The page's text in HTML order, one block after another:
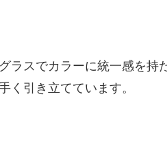
ラスでカラーに統一感を
く引き立てています。